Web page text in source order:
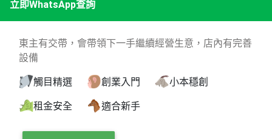
立即WhatsApp查詢
東主有交帶，會帶領下一手繼續經營生意，店內有完善
設備
觸目精選
創業入門
小本穩創
租金安全
適合新手